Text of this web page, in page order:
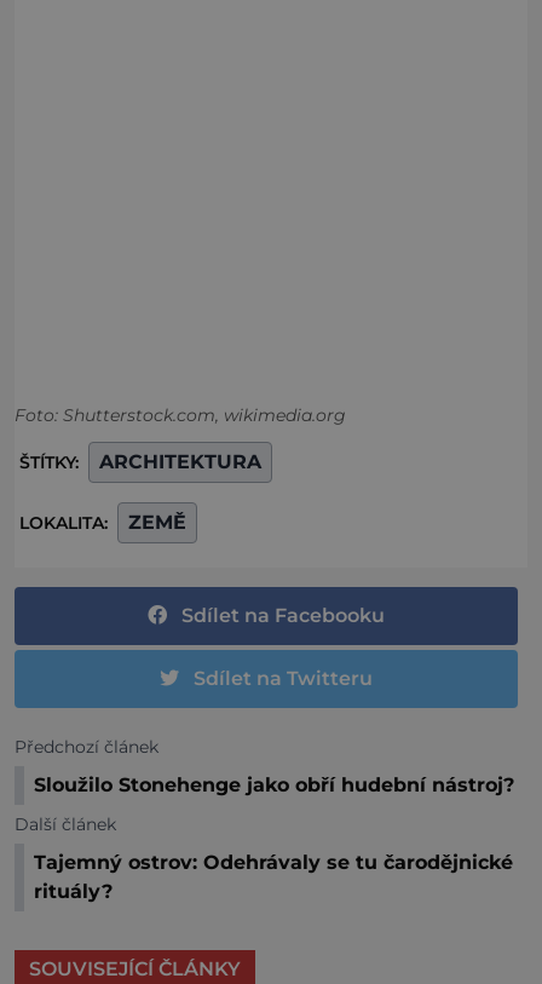
Foto: Shutterstock.com, wikimedia.org
ŠTÍTKY: ARCHITEKTURA
LOKALITA: ZEMĚ
Sdílet na Facebooku
Sdílet na Twitteru
Předchozí článek
Sloužilo Stonehenge jako obří hudební nástroj?
Další článek
Tajemný ostrov: Odehrávaly se tu čarodějnické
rituály?
SOUVISEJÍCÍ ČLÁNKY